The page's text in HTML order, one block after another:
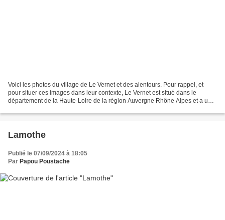
Voici les photos du village de Le Vernet et des alentours. Pour rappel, et
pour situer ces images dans leur contexte, Le Vernet est situé dans le
département de la Haute-Loire de la région Auvergne Rhône Alpes et a une
Lamothe
Publié le 07/09/2024 à 18:05
Par Papou Poustache